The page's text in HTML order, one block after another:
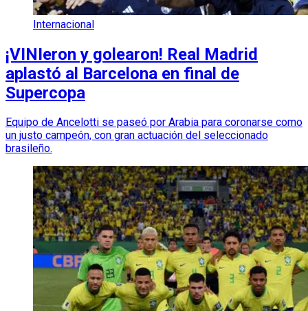
Internacional
¡VINIeron y golearon! Real Madrid
aplastó al Barcelona en final de
Supercopa
Equipo de Ancelotti se paseó por Arabia para coronarse como
un justo campeón, con gran actuación del seleccionado
brasileño.